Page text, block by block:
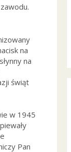
na
na
świąt
w 1945
Pan